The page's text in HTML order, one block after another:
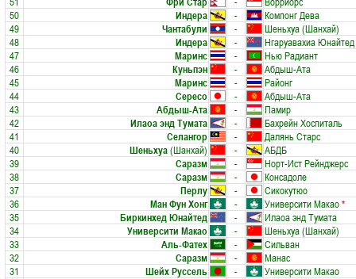
50
Индера -
Компонг Дева
49
Чантабули -
Шеньхуа (Шанхай)
48
Индера -
Нгаруавахиа Юнайтед
47
Маринс -
Нью Радиант
46
Куньпэн -
Абдыш-Ата
45
Маринс -
Районг
44
Сересо -
Абдыш-Ата
43
Абдыш-Ата -
Памир
42
Илаоа энд Тумата -
Бахрейн Хоспиталь
41
Селангор -
Далянь Старс
40
Шеньхуа(Шанхай) -
АБДБ
39
Саразм -
Норт-Ист Рейнджерс
38
Саразм -
Консадоле
37
Перлу -
Сикокутюо
36
Ман Фун Хонг - Университи Макао*
35
Биркинхед Юнайтед -
Илаоа энд Тумата
34
Университи Макао -
Шеньхуа (Шанхай)
33
Аль-Фатех -
Сильван
32
Саразм -
Манас
31
Шейх Руссель -
Университи Макао